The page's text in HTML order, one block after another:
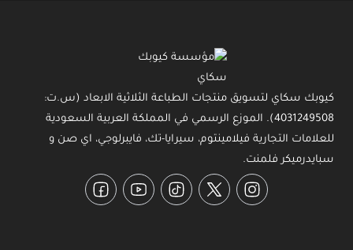
كيوبك سكاي لتسويق منتجات الطباعة الثلاثية الابعاد (س.ت:
4031249508). الموزع الرسمي في المملكة العربية السعودية
للعلامات التجارية فيلامينتوم، سيرايا-تك، فايبرلوجي، اي صن و
سبايدرميكر فلمنت.
Instagram
Twitter
TikTok
YouTube
Facebook